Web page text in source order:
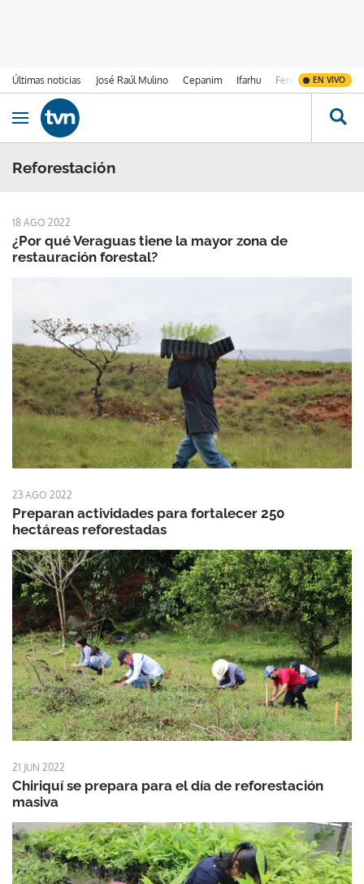
Últimas noticias José Raúl Mulino Cepanim Ifarhu Fenómeno de El
EN VIVO
Ir al contenido
Obrir navegació
Reforestación
18 AGO 2022
¿Por qué Veraguas tiene la mayor zona de
restauración forestal?
23 AGO 2022
Preparan actividades para fortalecer 250
hectáreas reforestadas
21 JUN 2022
Chiriquí se prepara para el día de reforestación
masiva